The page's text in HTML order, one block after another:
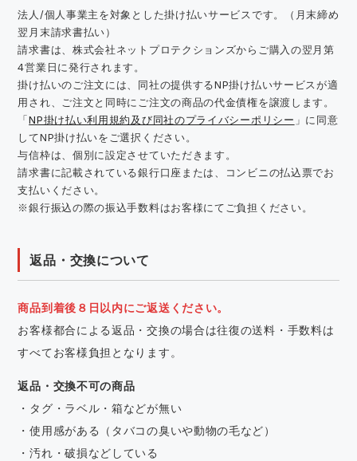
法人/個人事業主を対象とした掛け払いサービスです。（月末締め
翌月末請求書払い）
請求書は、株式会社ネットプロテクションズからご購入の翌月第
4営業日に発行されます。
掛け払いのご注文には、同社の提供するNP掛け払いサービスが適
用され、ご注文と同時にご注文の商品の代金債権を譲渡します。
「NP掛け払い利用規約及び同社のプライバシーポリシー 」に同意
してNP掛け払いをご選択ください。
与信枠は、個別に設定させていただきます。
請求書に記載されている銀行口座または、コンビニの払込票でお
支払いください。
※銀行振込の際の振込手数料はお客様にてご負担ください。
返品・交換について
商品到着後８日以内にご返送ください。
お客様都合による返品・交換の場合は往復の送料・手数料は
すべてお客様負担となります。
返品・交換不可の商品
・タグ・ラベル・箱などが無い
・使用感がある（タバコの臭いや動物の毛など）
・汚れ・破損などしている